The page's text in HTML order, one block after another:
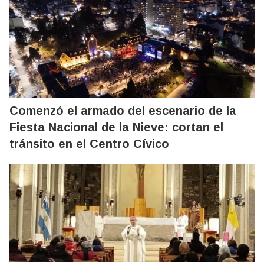
Comenzó el armado del escenario de la
Fiesta Nacional de la Nieve: cortan el
tránsito en el Centro Cívico